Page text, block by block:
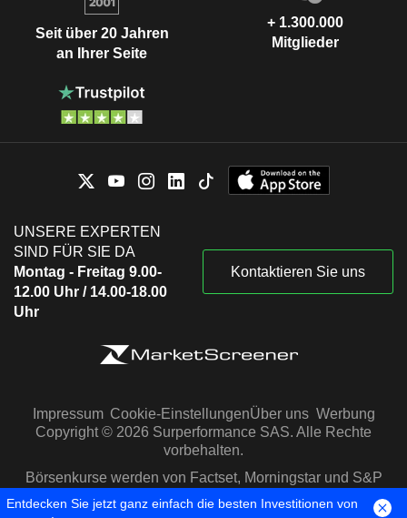
Seit über 20 Jahren
an Ihrer Seite
+ 1.300.000
Mitglieder
UNSERE EXPERTEN
SIND FÜR SIE DA
Montag - Freitag 9.00-
12.00 Uhr / 14.00-18.00
Uhr
Kontaktieren Sie uns
Impressum Cookie-EinstellungenÜber uns Werbung
Copyright © 2026 Surperformance SAS. Alle Rechte
vorbehalten.
Börsenkurse werden von Factset, Morningstar und S&P
Capital IQ zur Verfügung gestellt
Entdecken Sie jetzt ganz einfach die besten Investitionen von